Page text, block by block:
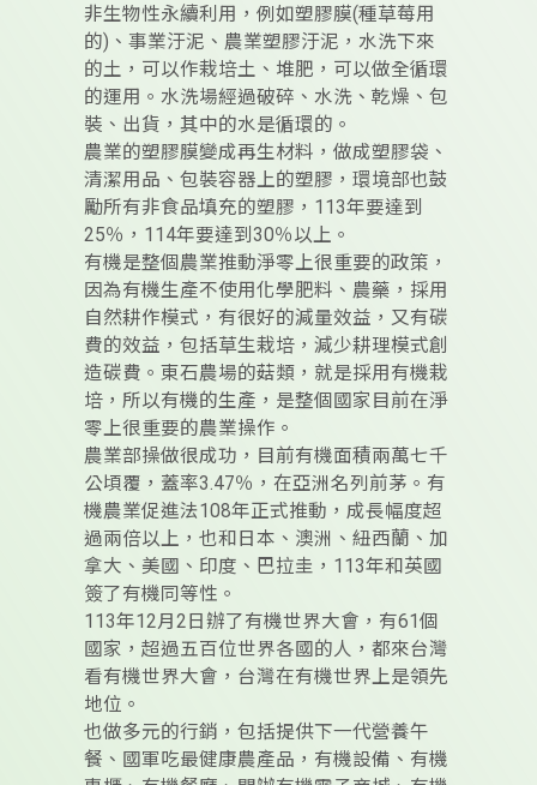
非生物性永續利用，例如塑膠膜(種草莓用
的)、事業汙泥、農業塑膠汙泥，水洗下來
的土，可以作栽培土、堆肥，可以做全循環
的運用。水洗場經過破碎、水洗、乾燥、包
裝、出貨，其中的水是循環的。
農業的塑膠膜變成再生材料，做成塑膠袋、
清潔用品、包裝容器上的塑膠，環境部也鼓
勵所有非食品填充的塑膠，113年要達到
25％，114年要達到30％以上。
有機是整個農業推動淨零上很重要的政策，
因為有機生產不使用化學肥料、農藥，採用
自然耕作模式，有很好的減量效益，又有碳
費的效益，包括草生栽培，減少耕理模式創
造碳費。東石農場的菇類，就是採用有機栽
培，所以有機的生產，是整個國家目前在淨
零上很重要的農業操作。
農業部操做很成功，目前有機面積兩萬七千
公頃覆，蓋率3.47％，在亞洲名列前茅。有
機農業促進法108年正式推動，成長幅度超
過兩倍以上，也和日本、澳洲、紐西蘭、加
拿大、美國、印度、巴拉圭，113年和英國
簽了有機同等性。
113年12月2日辦了有機世界大會，有61個
國家，超過五百位世界各國的人，都來台灣
看有機世界大會，台灣在有機世界上是領先
地位。
也做多元的行銷，包括提供下一代營養午
餐、國軍吃最健康農產品，有機設備、有機